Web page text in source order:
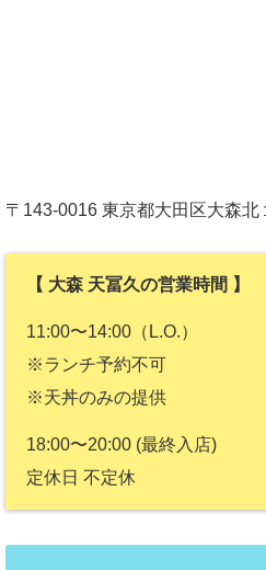
〒143-0016 東京都大田区大森北
【 大森 天冨久の営業時間 】
11:00〜14:00（L.O.）
※ランチ予約不可
※天丼のみの提供
18:00〜20:00 (最終入店)
定休日 不定休